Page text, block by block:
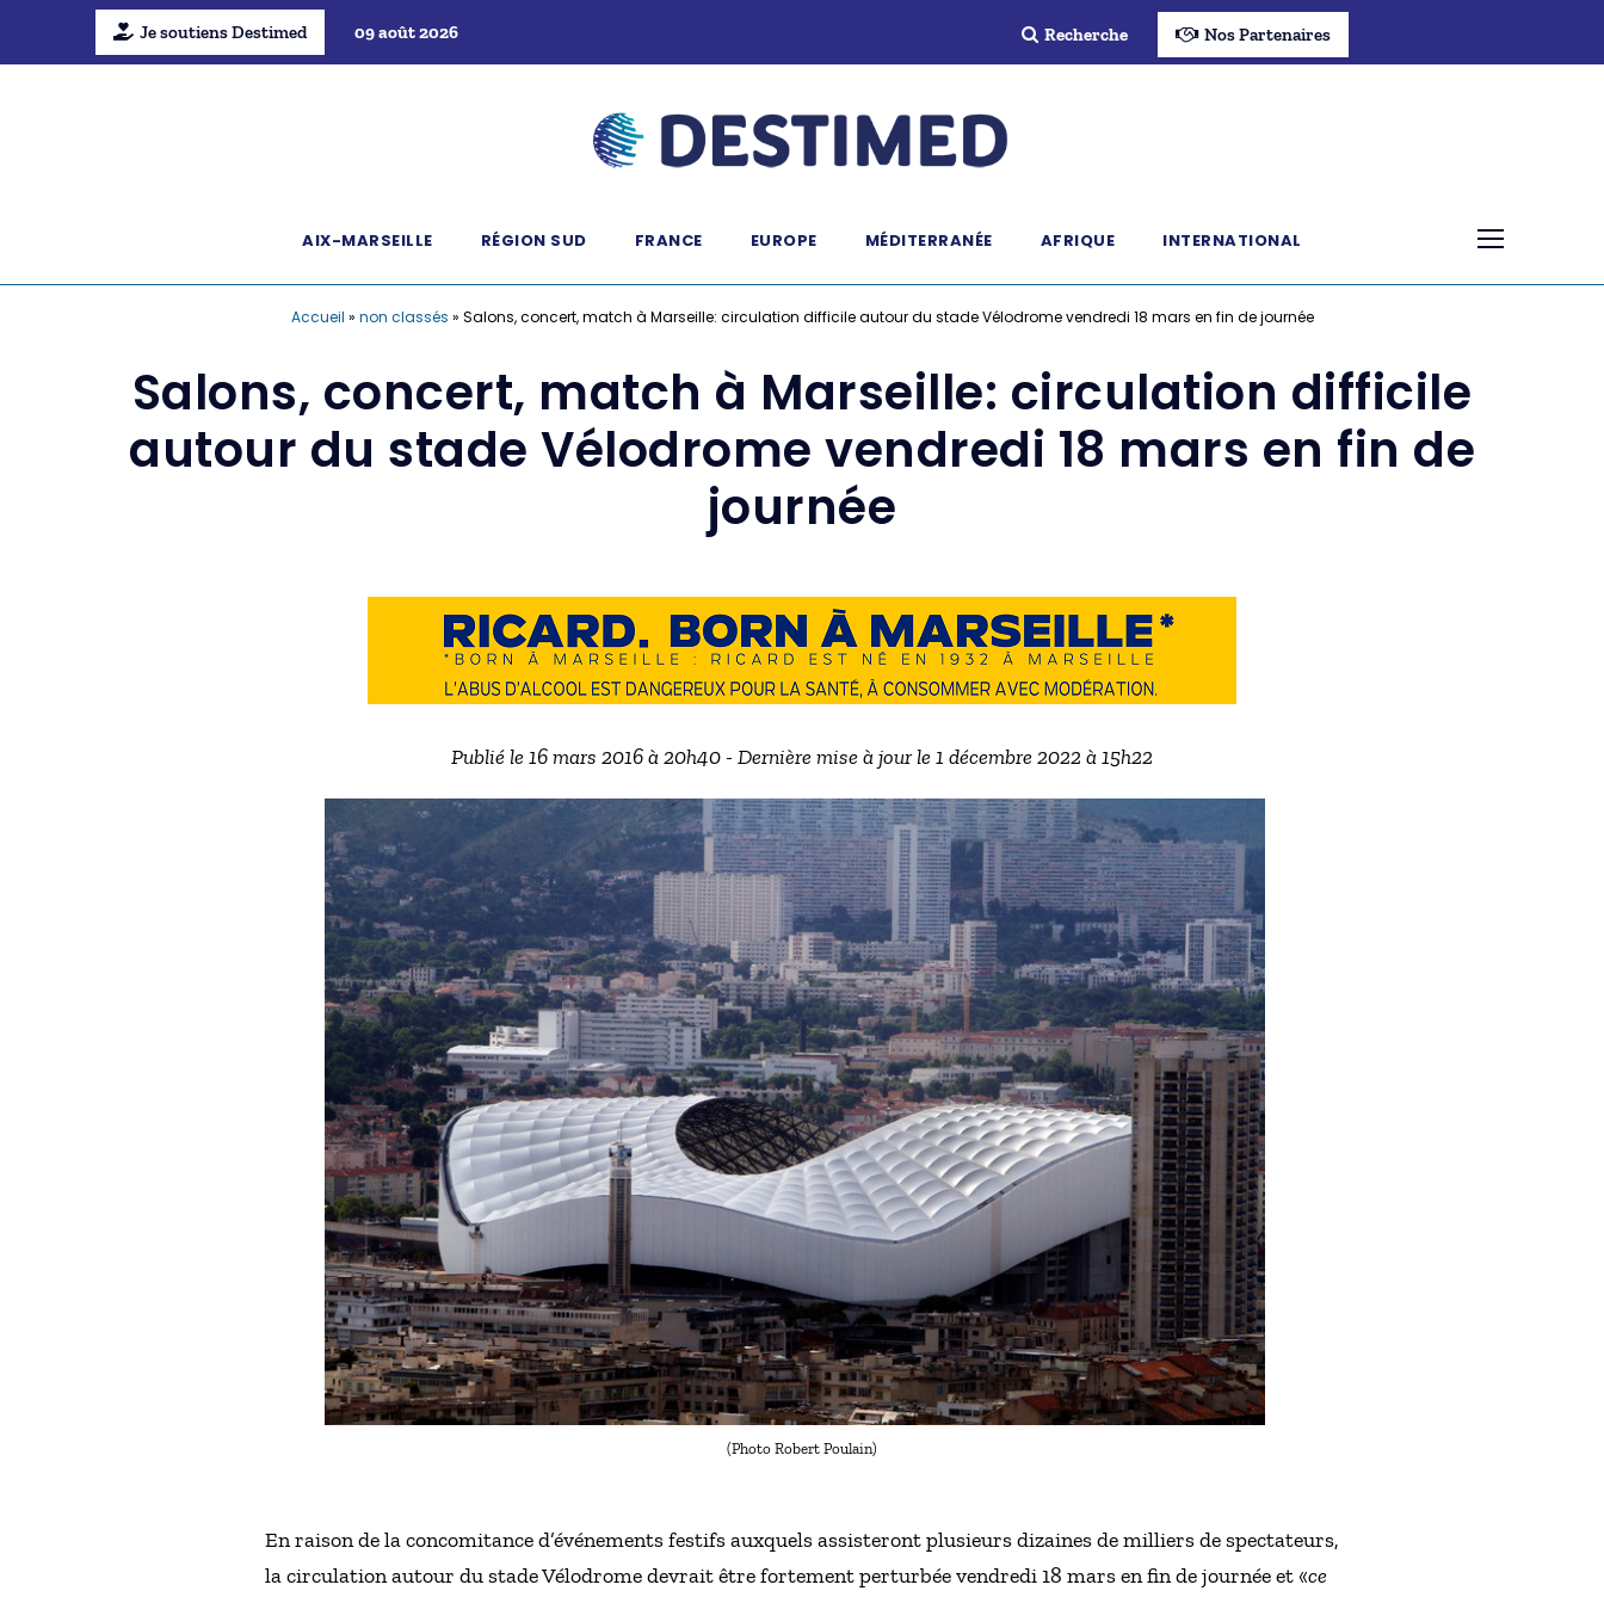
Je soutiens Destimed 09 août 2026 Recherche Nos Partenaires
AIX-MARSEILLE RÉGION SUD FRANCE EUROPE MÉDITERRANÉE AFRIQUE INTERNATIONAL
Accueil » non classés » Salons, concert, match à Marseille: circulation difficile autour du stade Vélodrome vendredi 18 mars en fin de journée
Salons, concert, match à Marseille: circulation difficile
autour du stade Vélodrome vendredi 18 mars en fin de
journée
Publié le 16 mars 2016 à 20h40 - Dernière mise à jour le 1 décembre 2022 à 15h22
(Photo Robert Poulain)
En raison de la concomitance d’événements festifs auxquels assisteront plusieurs dizaines de milliers de spectateurs,
la circulation autour du stade Vélodrome devrait être fortement perturbée vendredi 18 mars en fin de journée et «ce